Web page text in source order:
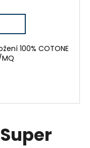
100% COTONE